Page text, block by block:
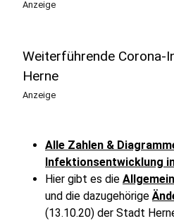
Anzeige
Weiterführende Corona-
Herne
Anzeige
Alle Zahlen &
Infektionsentwicklung
Hier gibt es die
und die dazugehörige
(13.10.20) der Stadt